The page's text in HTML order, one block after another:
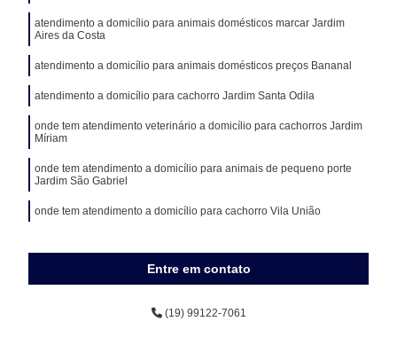
atendimento a domicílio para animais domésticos marcar Jardim
Aires da Costa
atendimento a domicílio para animais domésticos preços Bananal
atendimento a domicílio para cachorro Jardim Santa Odila
onde tem atendimento veterinário a domicílio para cachorros Jardim
Míriam
onde tem atendimento a domicílio para animais de pequeno porte
Jardim São Gabriel
onde tem atendimento a domicílio para cachorro Vila União
Entre em contato
(19) 99122-7061